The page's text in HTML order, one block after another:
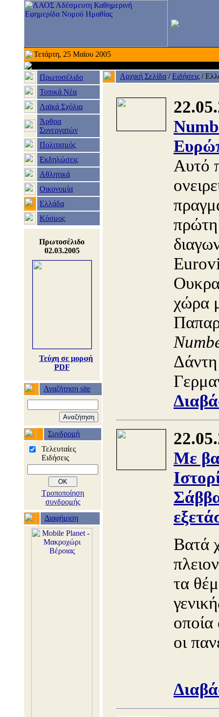
Τετάρτη, 25 Μαϊου 2005
Πρωτοσέλιδο
Τοπικά Νέα
Λαϊκά Σχόλια
Άρθρα
Συνεργατών
Πολιτισμός
Εκδηλώσεις
Αθλητικά
Οικονομία
Ελλάδα
Κόσμος
Πρωτοσέλιδο
02.03.2005
Τεύχη σε μορφή
PDF
Αναζήτηση site
Συνδρομή
Τελευταίες
Ειδήσεις
Τροποποίηση
συνδρομής
Διαφήμιση
Αρχική Σελίδα /Ειδήσεις /
Αυτό
χώρα
Δάντη
Με
Βατά
τα
οι